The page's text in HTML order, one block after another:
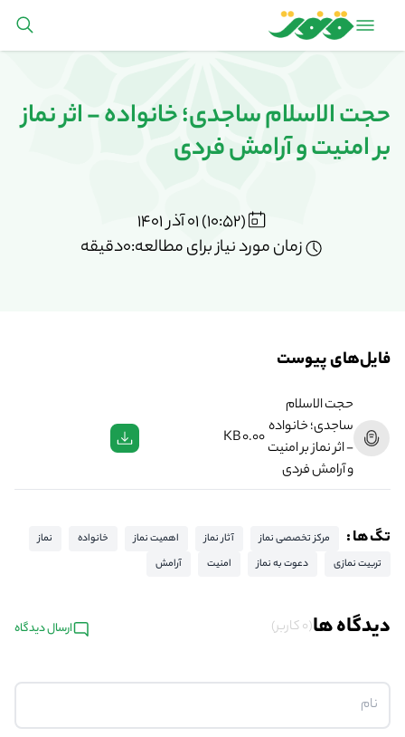
حجت الاسلام ساجدی؛ خانواده - اثر نماز
بر امنیت و آرامش فردی
(10:52) 01 آذر 1401
زمان مورد نیاز برای مطالعه:0دقیقه
فایل‌های پیوست
حجت الاسلام
ساجدی؛ خانواده
- اثر نماز بر امنیت
و آرامش فردی
0.00 KB
تگ ها : مرکز تخصصی نماز آثار نماز اهمیت نماز خانواده
نماز
تربیت نمازی
دعوت به نماز امنیت آرامش
دیدگاه ها(0 کاربر) ارسال دیدگاه